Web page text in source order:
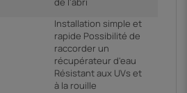
Installation simple et
rapide Possibilité de
raccorder un
récupérateur d'eau
Résistant aux UVs et
à la rouille